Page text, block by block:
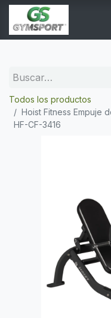
Todos los productos
Hoist Fitness Empuje
HF-CF-3416